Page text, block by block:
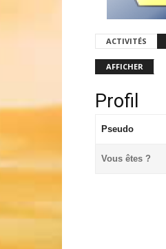
ACTIVITÉS
AFFICHER
Profil
Pseudo
Vous êtes ?